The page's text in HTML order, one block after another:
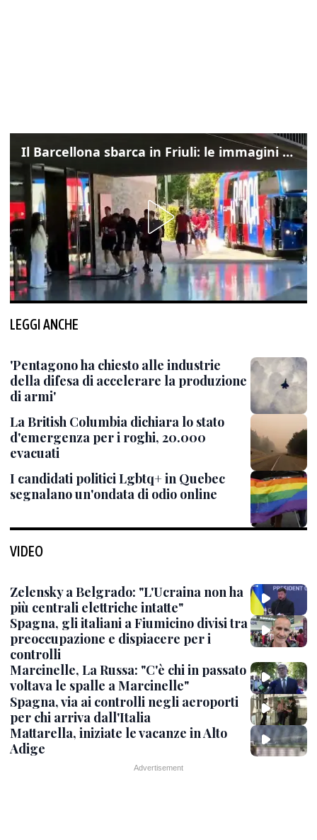
Il Barcellona sbarca in Friuli: le immagini dell'arrivo in albergo
LEGGI ANCHE
'Pentagono ha chiesto alle industrie
della difesa di accelerare la produzione
di armi'
La British Columbia dichiara lo stato
d'emergenza per i roghi, 20.000
evacuati
I candidati politici Lgbtq+ in Quebec
segnalano un'ondata di odio online
VIDEO
Zelensky a Belgrado: "L'Ucraina non ha
più centrali elettriche intatte"
Spagna, gli italiani a Fiumicino divisi tra
preoccupazione e dispiacere per i
controlli
Marcinelle, La Russa: "C'è chi in passato
voltava le spalle a Marcinelle"
Spagna, via ai controlli negli aeroporti
per chi arriva dall'Italia
Mattarella, iniziate le vacanze in Alto
Adige